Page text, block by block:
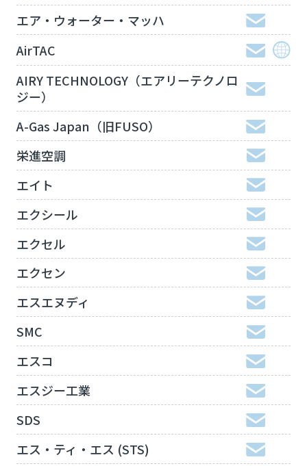
エア・ウォーター・マッハ
AirTAC
AIRY TECHNOLOGY（エアリーテクノロ
ジー）
A-Gas Japan（旧FUSO）
栄進空調
エイト
エクシール
エクセル
エクセン
エスエヌディ
SMC
エスコ
エスジー工業
SDS
エス・ティ・エス (STS)